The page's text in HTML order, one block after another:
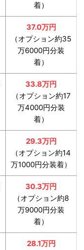
着）
37.0万円
（オプション約35
万6000円分装
着）
33.8万円
（オプション約17
万4000円分装
着）
29.3万円
（オプション約14
万1000円分装着）
30.3万円
（オプション約8
万9000円分装
着）
28.1万円